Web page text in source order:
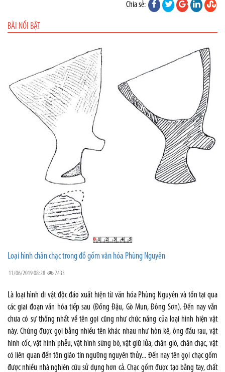
Chia sẻ:
BÀI NỔI BẬT
Loại hình chân chạc trong đồ gốm văn hóa Phùng Nguyên
11/06/2019 08:28 7433
Là loại hình di vật độc đáo xuất hiện từ văn hóa Phùng Nguyên và tồn tại qua
các giai đoạn văn hóa tiếp sau (Đồng Đậu, Gò Mun, Đông Sơn). Đến nay vẫn
chưa có sự thống nhất về tên gọi cũng như chức năng của loại hình hiện vật
này. Chúng được gọi bằng nhiều tên khác nhau như hòn kê, ông đầu rau, vật
hình cốc, vật hình phễu, vật hình sừng bò, vật giữ lửa, chân giò, chân chạc, vật
có liên quan đến tôn giáo tín ngưỡng nguyên thủy... Đến nay tên gọi chạc gốm
được nhiều nhà nghiên cứu sử dụng hơn cả. Chạc gốm được tạo bằng tay, chất